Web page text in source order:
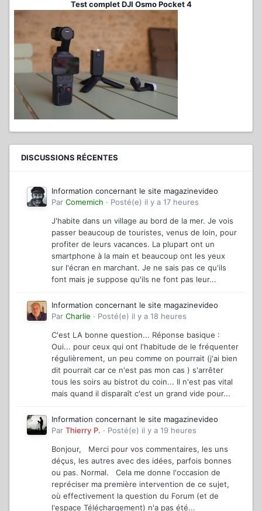
Test complet DJI Osmo Pocket 4
DISCUSSIONS RÉCENTES
Information concernant le site magazinevideo
Par Comemich · Posté(e) il y a 17 heures
J'habite dans un village au bord de la mer. Je vois
passer beaucoup de touristes, venus de loin, pour
profiter de leurs vacances. La plupart ont un
smartphone à la main et beaucoup ont les yeux
sur l'écran en marchant. Je ne sais pas ce qu'ils
font mais je suppose qu'ils ne font pas leur...
Information concernant le site magazinevideo
Par Charlie · Posté(e) il y a 18 heures
C'est LA bonne question... Réponse basique :
Oui... pour ceux qui ont l'habitude de le fréquenter
régulièrement, un peu comme on pourrait (j'ai bien
dit pourrait car ce n'est pas mon cas ) s'arrêter
tous les soirs au bistrot du coin... Il n'est pas vital
mais quand il disparaît c'est un grand vide pour...
Information concernant le site magazinevideo
Par Thierry P. · Posté(e) il y a 19 heures
Bonjour, Merci pour vos commentaires, les uns
déçus, les autres avec des idées, parfois bonnes
ou pas. Normal. Cela me donne l'occasion de
repréciser ma première intervention de ce sujet,
où effectivement la question du Forum (et de
l'espace Téléchargement) n'a pas été...